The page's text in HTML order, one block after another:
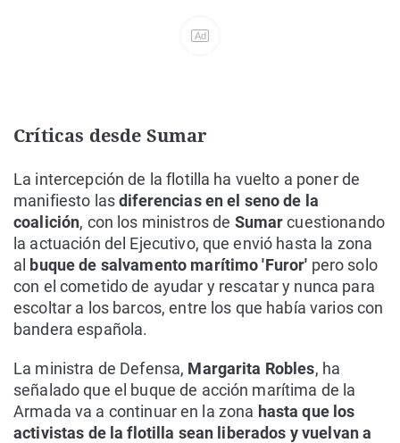
Ad
Críticas desde Sumar
La intercepción de la flotilla ha vuelto a poner de
manifiesto lasdiferencias en el seno de la
coalición, con los ministros de Sumarcuestionando
la actuación del Ejecutivo, que envió hasta la zona
al buque de salvamento marítimo 'Furor' pero solo
con el cometido de ayudar y rescatar y nunca para
escoltar a los barcos, entre los que había varios con
bandera española.
La ministra de Defensa, Margarita Robles, ha
señalado que el buque de acción marítima de la
Armada va a continuar en la zona hasta que los
activistas de la flotilla sean liberados y vuelvan a